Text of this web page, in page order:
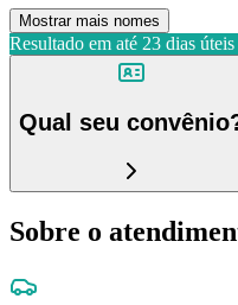
Mostrar mais nomes
Resultado em até 23 dias úteis
Qual seu
Sobre o